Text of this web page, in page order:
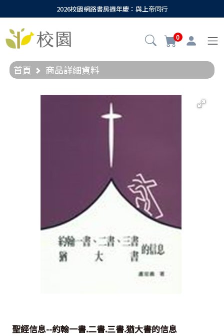
2026校園網路書房週年慶：與上帝同行
0
首頁 商品詳細資料
聖經信息--約翰一書.二書.三書.猶大書的信息